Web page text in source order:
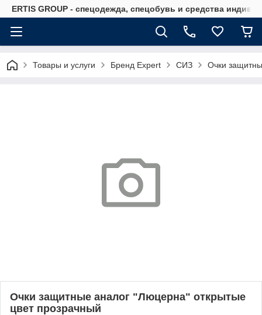
ERTIS GROUP - спецодежда, спецобувь и средства
Товары и услуги Бренд Expert СИЗ Очки
Очки защитные аналог "Люцерна" открытые
цвет прозрачный